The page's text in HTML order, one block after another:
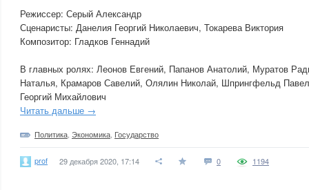
Режиссер: Серый Александр
Сценаристы: Данелия Георгий Николаевич, Токарева Виктория
Композитор: Гладков Геннадий
В главных ролях: Леонов Евгений, Папанов Анатолий, Муратов
Наталья, Крамаров Савелий, Олялин Николай, Шпрингфельд
Георгий Михайлович
Читать дальше →
Политика Экономика Государство
prof 29 декабря 2020, 17:14 0 1194